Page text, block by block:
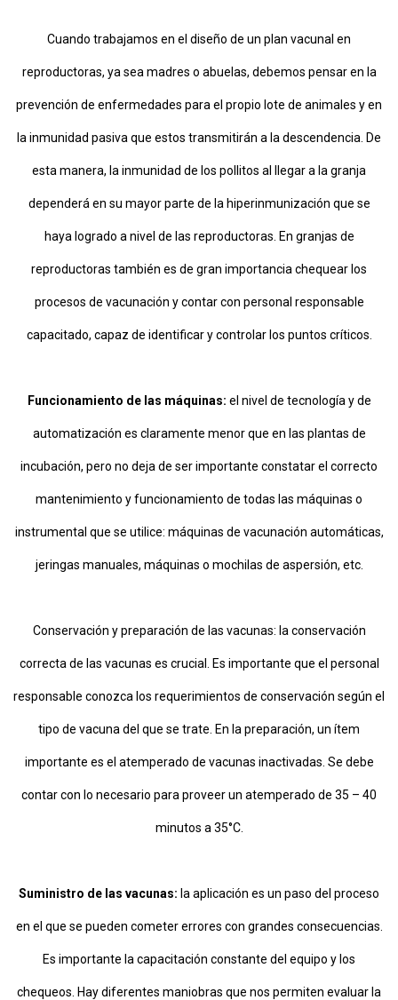
Cuando trabajamos en el diseño de un plan vacunal en
reproductoras, ya sea madres o abuelas, debemos pensar en la
prevención de enfermedades para el propio lote de animales y en
la inmunidad pasiva que estos transmitirán a la descendencia. De
esta manera, la inmunidad de los pollitos al llegar a la granja
dependerá en su mayor parte de la hiperinmunización que se
haya logrado a nivel de las reproductoras. En granjas de
reproductoras también es de gran importancia chequear los
procesos de vacunación y contar con personal responsable
capacitado, capaz de identificar y controlar los puntos críticos.
Funcionamiento de las máquinas: el nivel de tecnología y de
automatización es claramente menor que en las plantas de
incubación, pero no deja de ser importante constatar el correcto
mantenimiento y funcionamiento de todas las máquinas o
instrumental que se utilice: máquinas de vacunación automáticas,
jeringas manuales, máquinas o mochilas de aspersión, etc.
Conservación y preparación de las vacunas: la conservación
correcta de las vacunas es crucial. Es importante que el personal
responsable conozca los requerimientos de conservación según el
tipo de vacuna del que se trate. En la preparación, un ítem
importante es el atemperado de vacunas inactivadas. Se debe
contar con lo necesario para proveer un atemperado de 35 – 40
minutos a 35°C.
Suministro de las vacunas: la aplicación es un paso del proceso
en el que se pueden cometer errores con grandes consecuencias.
Es importante la capacitación constante del equipo y los
chequeos. Hay diferentes maniobras que nos permiten evaluar la